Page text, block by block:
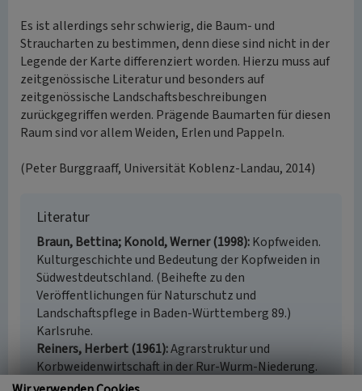
Es ist allerdings sehr schwierig, die Baum- und
Straucharten zu bestimmen, denn diese sind nicht in der
Legende der Karte differenziert worden. Hierzu muss auf
zeitgenössische Literatur und besonders auf
zeitgenössische Landschaftsbeschreibungen
zurückgegriffen werden. Prägende Baumarten für diesen
Raum sind vor allem Weiden, Erlen und Pappeln.
(Peter Burggraaff, Universität Koblenz-Landau, 2014)
Literatur
Braun, Bettina; Konold, Werner (1998) Kopfweiden.
Kulturgeschichte und Bedeutung der Kopfweiden in
Südwestdeutschland. (Beihefte zu den
Veröffentlichungen für Naturschutz und
Landschaftspflege in Baden-Württemberg 89.)
Karlsruhe.
Reiners, Herbert (1961) Agrarstruktur und
Korbweidenwirtschaft in der Rur-Wurm-Niederung.
(Forschungen zur Deutschen Landeskunde, Band